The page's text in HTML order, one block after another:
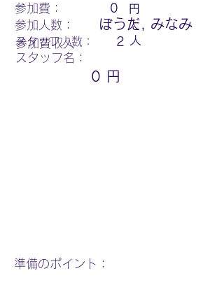
参加費： 0 円
参加人数：
スタッフ人数：
スタッフ名：
2
人
人
0 円
ぼうだ, みなみ
参加費収入：
​準備のポイント：